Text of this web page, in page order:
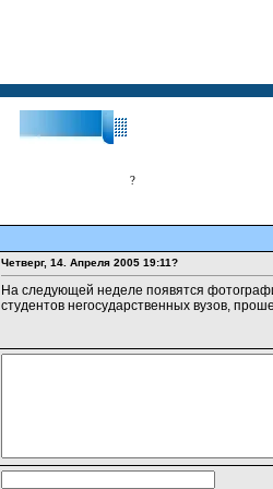
?
Четверг, 14. Апреля 2005 19:11?
На следующей неделе появятся
студентов негосударственных вузов,